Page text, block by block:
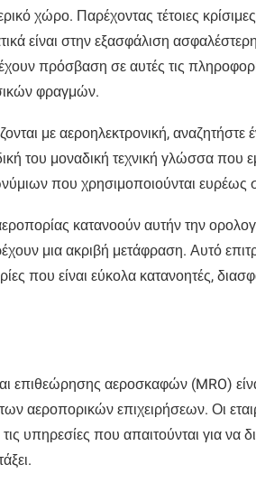
χώρο. Παρέχοντας τέτοιες
είναι στην εξασφάλιση
πρόσβαση σε αυτές τις
φραγμών.
με αεροηλεκτρονική,
του μοναδική τεχνική γλώσσα που
που χρησιμοποιούνται ευρέως
κατανοούν αυτήν την
μια ακριβή μετάφραση. Αυτό
που είναι εύκολα κατανοητές,
επιθεώρησης αεροσκαφών (MRO)
αεροπορικών επιχειρήσεων. Οι
υπηρεσίες που απαιτούνται για